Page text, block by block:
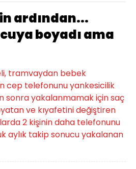
ardından...
boyadı ama
tramvaydan bebek
cep telefonunu yankesicilik
sonra yakalanmamak için saç
ve kıyafetini değiştiren
2 kişinin daha telefonunu
aylık takip sonucu yakalanan